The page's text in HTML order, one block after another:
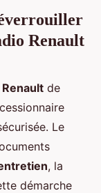
Renault
de
Le
, la
démarche